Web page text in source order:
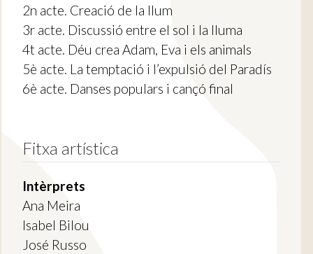
2n acte. Creació de la llum
3r acte. Discussió entre el sol i la lluma
4t acte. Déu crea Adam, Eva i els animals
5è acte. La temptació i l’expulsió del Paradís
6è acte. Danses populars i cançó final
Fitxa artística
Intèrprets
Ana Meira
Isabel Bilou
José Russo